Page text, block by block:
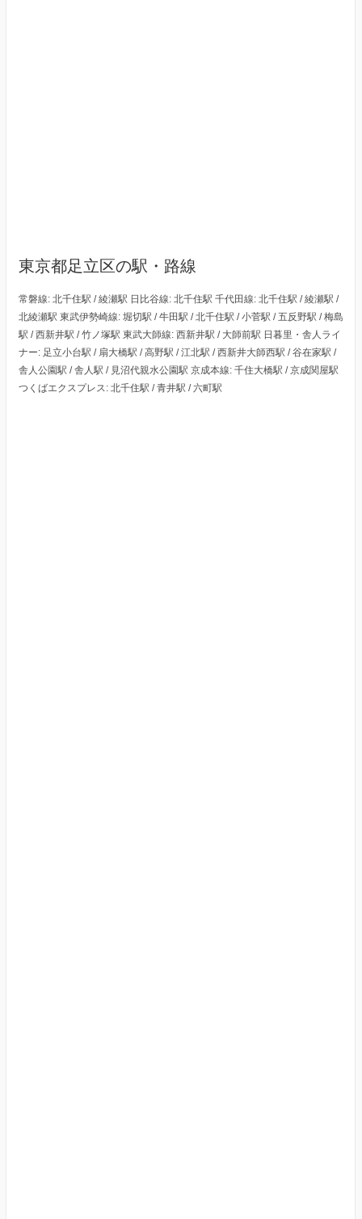
東京都足立区の駅・路線
常磐線: 北千住駅 / 綾瀬駅 日比谷線: 北千住駅 千代田線: 北千住駅 / 綾瀬駅 /
北綾瀬駅 東武伊勢崎線: 堀切駅 / 牛田駅 / 北千住駅 / 小菅駅 / 五反野駅 / 梅島
駅 / 西新井駅 / 竹ノ塚駅 東武大師線: 西新井駅 / 大師前駅 日暮里・舎人ライ
ナー: 足立小台駅 / 扇大橋駅 / 高野駅 / 江北駅 / 西新井大師西駅 / 谷在家駅 /
舎人公園駅 / 舎人駅 / 見沼代親水公園駅 京成本線: 千住大橋駅 / 京成関屋駅
つくばエクスプレス: 北千住駅 / 青井駅 / 六町駅